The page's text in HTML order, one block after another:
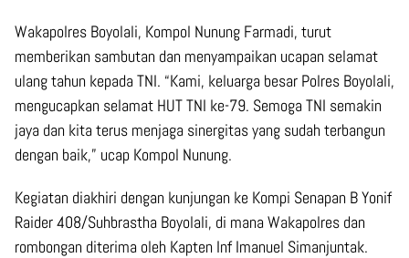
Wakapolres Boyolali, Kompol Nunung Farmadi, turut
memberikan sambutan dan menyampaikan ucapan selamat
ulang tahun kepada TNI. “Kami, keluarga besar Polres Boyolali,
mengucapkan selamat HUT TNI ke-79. Semoga TNI semakin
jaya dan kita terus menjaga sinergitas yang sudah terbangun
dengan baik,” ucap Kompol Nunung.
Kegiatan diakhiri dengan kunjungan ke Kompi Senapan B Yonif
Raider 408/Suhbrastha Boyolali, di mana Wakapolres dan
rombongan diterima oleh Kapten Inf Imanuel Simanjuntak.